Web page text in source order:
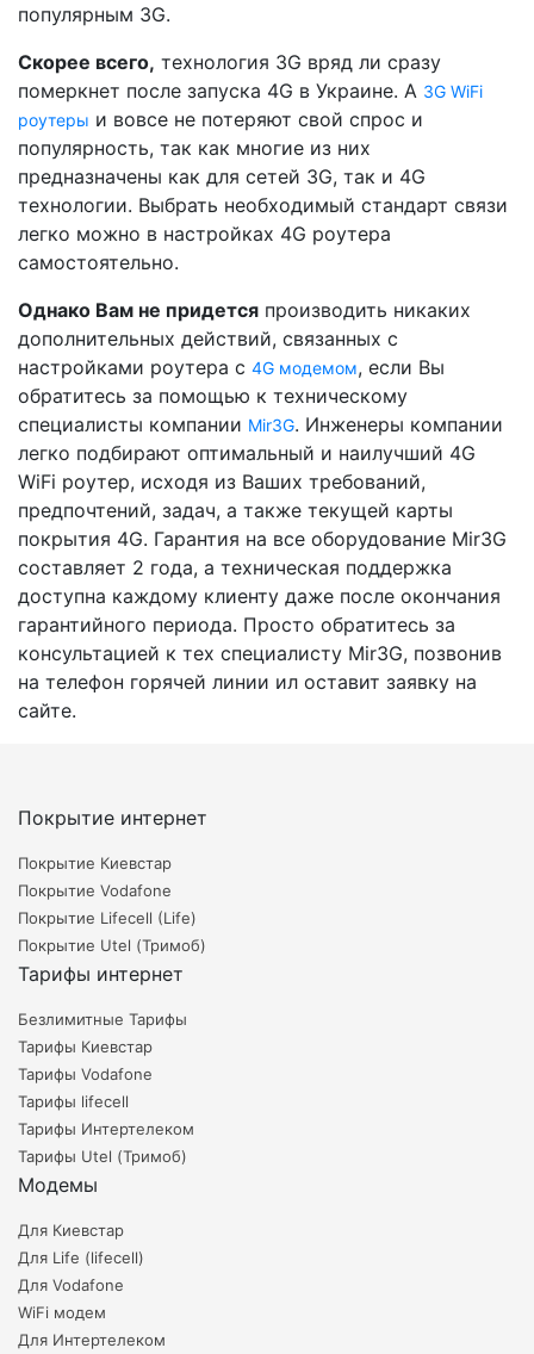
популярным 3G.
Скорее всего, технология 3G вряд ли сразу
померкнет после запуска 4G в Украине. А 3G WiFi
роутеры и вовсе не потеряют свой спрос и
популярность, так как многие из них
предназначены как для сетей 3G, так и 4G
технологии. Выбрать необходимый стандарт связи
легко можно в настройках 4G роутера
самостоятельно.
Однако Вам не придется производить никаких
дополнительных действий, связанных с
настройками роутера с 4G модемом, если Вы
обратитесь за помощью к техническому
специалисты компании Mir3G. Инженеры компании
легко подбирают оптимальный и наилучший 4G
WiFi роутер, исходя из Ваших требований,
предпочтений, задач, а также текущей карты
покрытия 4G. Гарантия на все оборудование Mir3G
составляет 2 года, а техническая поддержка
доступна каждому клиенту даже после окончания
гарантийного периода. Просто обратитесь за
консультацией к тех специалисту Mir3G, позвонив
на телефон горячей линии ил оставит заявку на
сайте.
Покрытие интернет
Покрытие Киевстар
Покрытие Vodafone
Покрытие Lifecell (Life)
Покрытие Utel (Тримоб)
Тарифы интернет
Безлимитные Тарифы
Тарифы Киевстар
Тарифы Vodafone
Тарифы lifecell
Тарифы Интертелеком
Тарифы Utel (Тримоб)
Модемы
Для Киевстар
Для Life (lifecell)
Для Vodafone
WiFi модем
Для Интертелеком